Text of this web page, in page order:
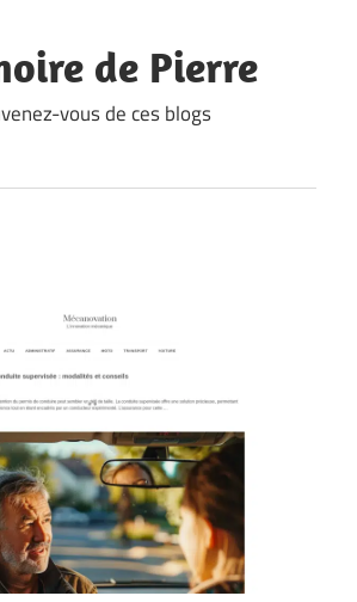
de Pierre
vous de ces blogs